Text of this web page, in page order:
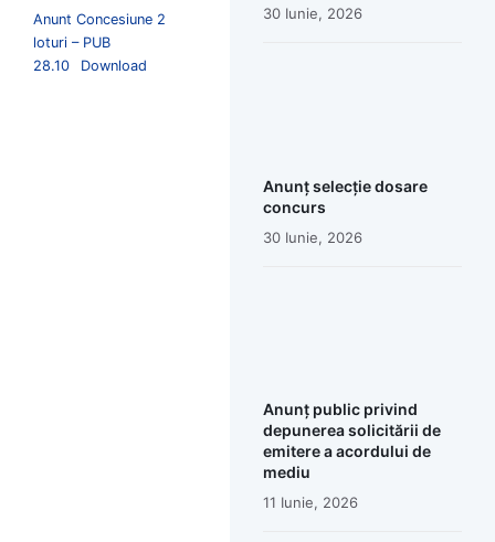
Anunt Concesiune 2
loturi – PUB
28.10
Download
30 Iunie, 2026
Anunț selecție dosare
concurs
30 Iunie, 2026
Anunț public privind
depunerea solicitării de
emitere a acordului de
mediu
11 Iunie, 2026